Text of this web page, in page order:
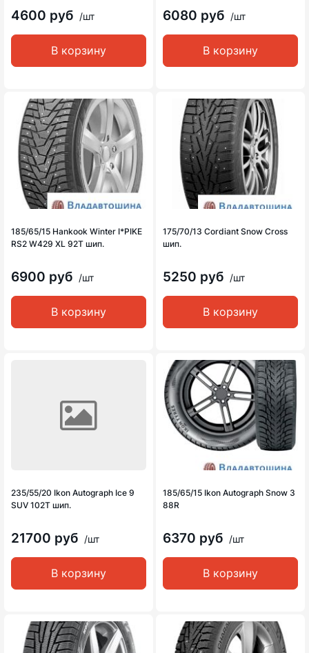
4600 руб /шт
В корзину
6080 руб /шт
В корзину
185/65/15 Hankook Winter I*PIKE
RS2 W429 XL 92T шип.
6900 руб /шт
В корзину
175/70/13 Cordiant Snow Cross
шип.
5250 руб /шт
В корзину
235/55/20 Ikon Autograph Ice 9
SUV 102T шип.
21700 руб /шт
В корзину
185/65/15 Ikon Autograph Snow 3
88R
6370 руб /шт
В корзину